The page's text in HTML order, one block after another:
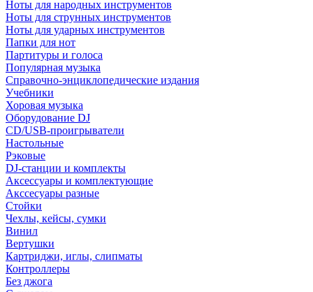
Ноты для народных инструментов
Ноты для струнных инструментов
Ноты для ударных инструментов
Папки для нот
Партитуры и голоса
Популярная музыка
Справочно-энциклопедические издания
Учебники
Хоровая музыка
Оборудование DJ
CD/USB-проигрыватели
Настольные
Рэковые
DJ-станции и комплекты
Аксессуары и комплектующие
Акссесуары разные
Стойки
Чехлы, кейсы, сумки
Винил
Вертушки
Картриджи, иглы, слипматы
Контроллеры
Без джога